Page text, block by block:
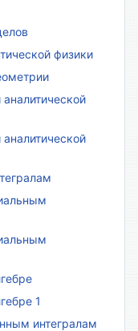
физики
1
интегралам